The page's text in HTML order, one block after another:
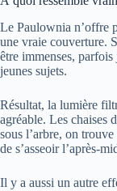
Le Paulownia n’offre
une vraie couverture.
être immenses, parfois
jeunes sujets.
Résultat, la lumière
agréable. Les chaises
sous l’arbre, on
de s’asseoir l’après-
Il y a aussi un autre